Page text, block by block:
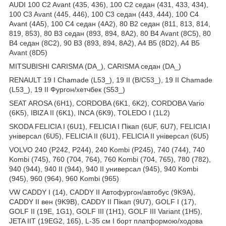
AUDI 100 C2 Avant (435, 436), 100 C2 седан (431, 433, 434),
100 C3 Avant (445, 446), 100 C3 седан (443, 444), 100 C4
Avant (4A5), 100 C4 седан (4A2), 80 B2 седан (811, 813, 814,
819, 853), 80 B3 седан (893, 894, 8A2), 80 B4 Avant (8C5), 80
B4 седан (8C2), 90 B3 (893, 894, 8A2), A4 B5 (8D2), A4 B5
Avant (8D5)
MITSUBISHI CARISMA (DA_), CARISMA седан (DA_)
RENAULT 19 I Chamade (L53_), 19 II (B/C53_), 19 II Chamade
(L53_), 19 II Фургон/хетчбек (S53_)
SEAT AROSA (6H1), CORDOBA (6K1, 6K2), CORDOBA Vario
(6K5), IBIZA II (6K1), INCA (6K9), TOLEDO I (1L2)
SKODA FELICIA I (6U1), FELICIA I Пікап (6UF, 6U7), FELICIA I
універсал (6U5), FELICIA II (6U1), FELICIA II універсал (6U5)
VOLVO 240 (P242, P244), 240 Kombi (P245), 740 (744), 740
Kombi (745), 760 (704, 764), 760 Kombi (704, 765), 780 (782),
940 (944), 940 II (944), 940 II универсал (945), 940 Kombi
(945), 960 (964), 960 Kombi (965)
VW CADDY I (14), CADDY II Автофургон/автобус (9K9A),
CADDY II вен (9K9B), CADDY II Пікап (9U7), GOLF I (17),
GOLF II (19E, 1G1), GOLF III (1H1), GOLF III Variant (1H5),
JETA IIT (19EG2, 165), L-35 см I борт платформою/ходова